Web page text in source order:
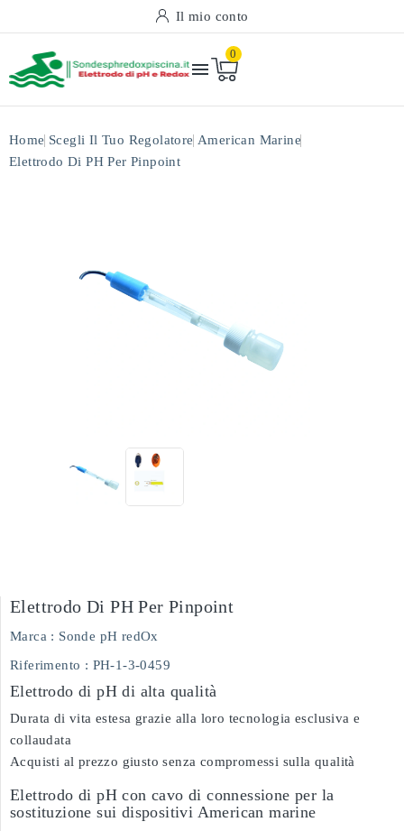
Il mio conto

0
Home Scegli Il Tuo Regolatore American Marine
Elettrodo Di PH Per Pinpoint
Elettrodo Di PH Per Pinpoint
Marca : Sonde pH redOx
Riferimento : PH-1-3-0459
Elettrodo di pH di alta qualità
Durata di vita estesa grazie alla loro tecnologia esclusiva e
collaudata
Acquisti al prezzo giusto senza compromessi sulla qualità
Elettrodo di pH con cavo di connessione per la
sostituzione sui dispositivi American marine